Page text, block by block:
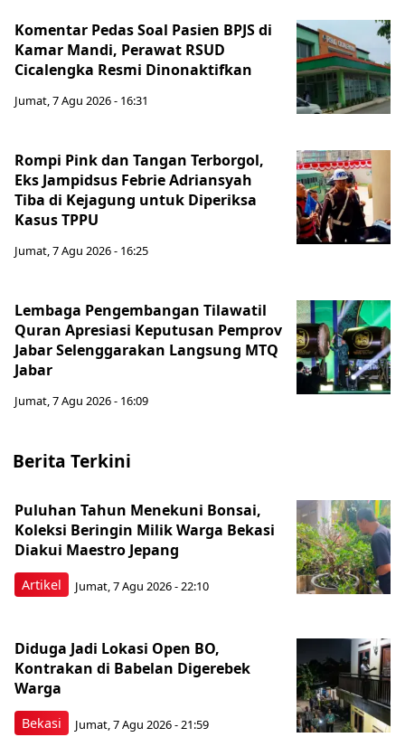
Komentar Pedas Soal Pasien BPJS di
Kamar Mandi, Perawat RSUD
Cicalengka Resmi Dinonaktifkan
Jumat, 7 Agu 2026 - 16:31
Rompi Pink dan Tangan Terborgol,
Eks Jampidsus Febrie Adriansyah
Tiba di Kejagung untuk Diperiksa
Kasus TPPU
Jumat, 7 Agu 2026 - 16:25
Lembaga Pengembangan Tilawatil
Quran Apresiasi Keputusan Pemprov
Jabar Selenggarakan Langsung MTQ
Jabar
Jumat, 7 Agu 2026 - 16:09
Berita Terkini
Artikel
Puluhan Tahun Menekuni Bonsai,
Koleksi Beringin Milik Warga Bekasi
Diakui Maestro Jepang
Jumat, 7 Agu 2026 - 22:10
Bekasi
Diduga Jadi Lokasi Open BO,
Kontrakan di Babelan Digerebek
Warga
Jumat, 7 Agu 2026 - 21:59